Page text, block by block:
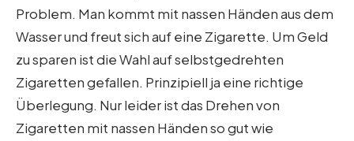
Problem. Man kommt mit nassen Händen aus dem
Wasser und freut sich auf eine Zigarette. Um Geld
zu sparen ist die Wahl auf selbstgedrehten
Zigaretten gefallen. Prinzipiell ja eine richtige
Überlegung. Nur leider ist das Drehen von
Zigaretten mit nassen Händen so gut wie